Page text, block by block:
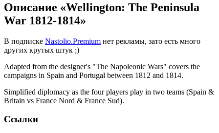
Описание «Wellington: The Peninsula
War 1812-1814»
В подписке Nastolio.Premium нет рекламы, зато есть много
других крутых штук ;)
Adapted from the designer's "The Napoleonic Wars" covers the
campaigns in Spain and Portugal between 1812 and 1814.
Simplified diplomacy as the four players play in two teams (Spain &
Britain vs France Nord & France Sud).
Ссылки